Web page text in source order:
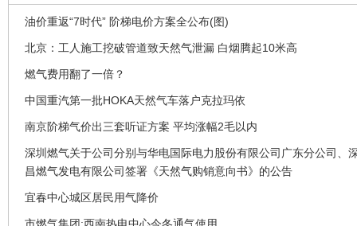
油价重返“7时代” 阶梯电价方案全公布(图)
北京：工人施工挖破管道致天然气泄漏 白烟腾起10米高
燃气费用翻了一倍？
中国重汽第一批HOKA天然气车落户克拉玛依
南京阶梯气价出三套听证方案 平均涨幅2毛以内
深圳燃气关于公司分别与华电国际电力股份有限公司广东分公司、
昌燃气发电有限公司签署《天然气购销意向书》的公告
宜春中心城区居民用气降价